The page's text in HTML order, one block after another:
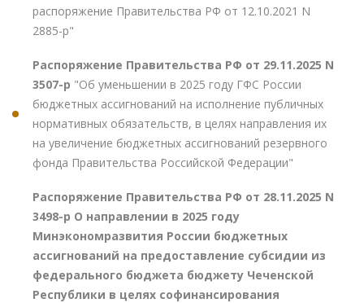
распоряжение Правительства РФ от 12.10.2021 N
2885-р"
Распоряжение Правительства РФ от 29.11.2025 N
3507-р "Об уменьшении в 2025 году ГФС России
бюджетных ассигнований на исполнение публичных
нормативных обязательств, в целях направления их
на увеличение бюджетных ассигнований резервного
фонда Правительства Российской Федерации"
Распоряжение Правительства РФ от 28.11.2025 N
3498-р О направлении в 2025 году
Минэкономразвития России бюджетных
ассигнований на предоставление субсидии из
федерального бюджета бюджету Чеченской
Республики в целях софинансирования